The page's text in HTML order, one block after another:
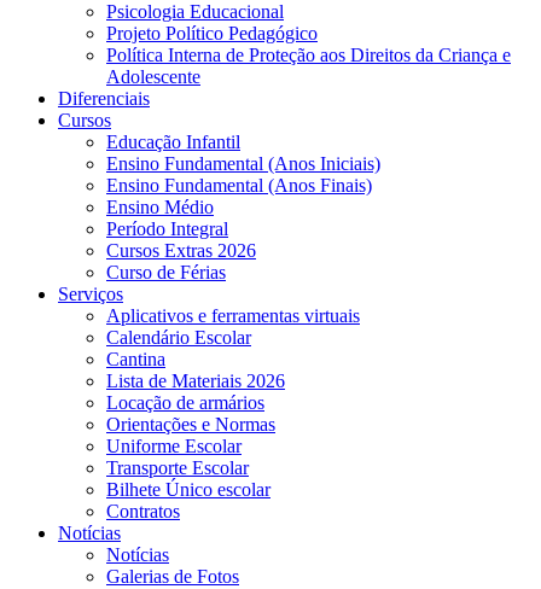
Psicologia Educacional
Projeto Político Pedagógico
Política Interna de Proteção aos Direitos da Criança e
Adolescente
Diferenciais
Cursos
Educação Infantil
Ensino Fundamental (Anos Iniciais)
Ensino Fundamental (Anos Finais)
Ensino Médio
Período Integral
Cursos Extras 2026
Curso de Férias
Serviços
Aplicativos e ferramentas virtuais
Calendário Escolar
Cantina
Lista de Materiais 2026
Locação de armários
Orientações e Normas
Uniforme Escolar
Transporte Escolar
Bilhete Único escolar
Contratos
Notícias
Notícias
Galerias de Fotos